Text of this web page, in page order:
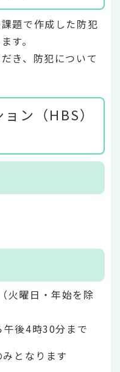
題で作成した防犯
す。
き、防犯について
ン（HBS）
火曜日・年始を除
後4時30分まで
となります